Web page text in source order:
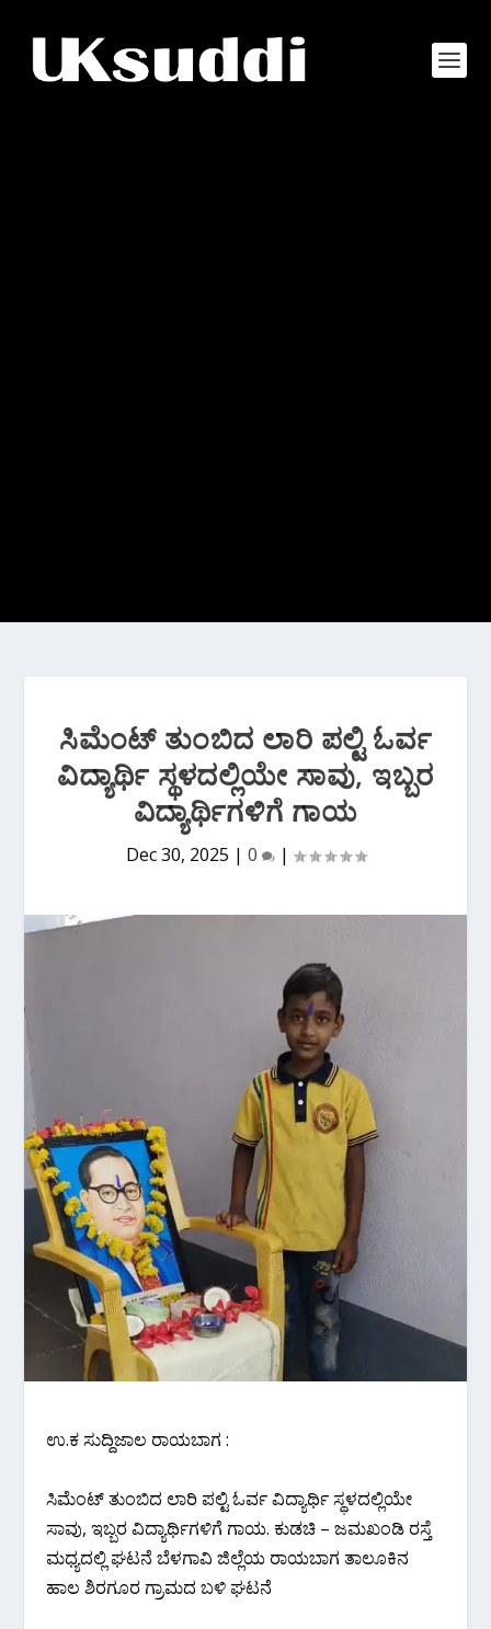
ಸಿಮೆಂಟ್ ತುಂಬಿದ ಲಾರಿ ಪಲ್ಟಿ ಓರ್ವ
ವಿದ್ಯಾರ್ಥಿ ಸ್ಥಳದಲ್ಲಿಯೇ ಸಾವು, ಇಬ್ಬರ
ವಿದ್ಯಾರ್ಥಿಗಳಿಗೆ ಗಾಯ
Dec 30, 2025 | 0 |
ಉ.ಕ ಸುದ್ದಿಜಾಲ ರಾಯಬಾಗ :
ಸಿಮೆಂಟ್ ತುಂಬಿದ ಲಾರಿ ಪಲ್ಟಿ ಓರ್ವ ವಿದ್ಯಾರ್ಥಿ ಸ್ಥಳದಲ್ಲಿಯೇ
ಸಾವು, ಇಬ್ಬರ ವಿದ್ಯಾರ್ಥಿಗಳಿಗೆ ಗಾಯ. ಕುಡಚಿ – ಜಮಖಂಡಿ ರಸ್ತೆ
ಮಧ್ಯದಲ್ಲಿ ಘಟನೆ ಬೆಳಗಾವಿ ಜಿಲ್ಲೆಯ ರಾಯಬಾಗ ತಾಲೂಕಿನ
ಹಾಲ ಶಿರಗೂರ ಗ್ರಾಮದ ಬಳಿ ಘಟನೆ